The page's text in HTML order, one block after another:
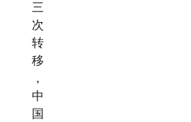
三
次
转
移
，
中
国